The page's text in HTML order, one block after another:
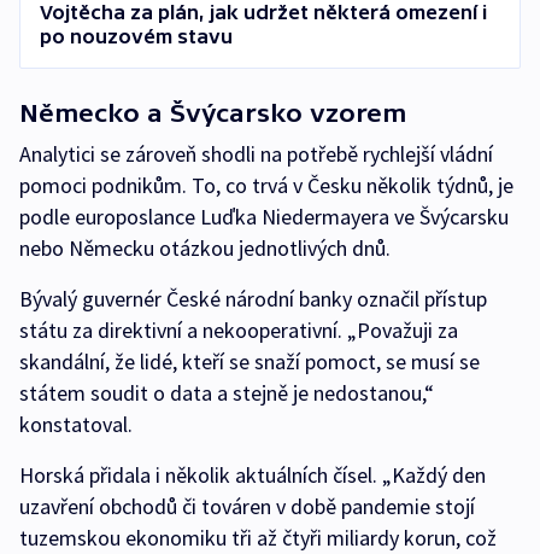
Vojtěcha za plán, jak udržet některá omezení i
po nouzovém stavu
Německo a Švýcarsko vzorem
Analytici se zároveň shodli na potřebě rychlejší vládní
pomoci podnikům. To, co trvá v Česku několik týdnů, je
podle europoslance Luďka Niedermayera ve Švýcarsku
nebo Německu otázkou jednotlivých dnů.
Bývalý guvernér České národní banky označil přístup
státu za direktivní a nekooperativní. „Považuji za
skandální, že lidé, kteří se snaží pomoct, se musí se
státem soudit o data a stejně je nedostanou,“
konstatoval.
Horská přidala i několik aktuálních čísel. „Každý den
uzavření obchodů či továren v době pandemie stojí
tuzemskou ekonomiku tři až čtyři miliardy korun, což